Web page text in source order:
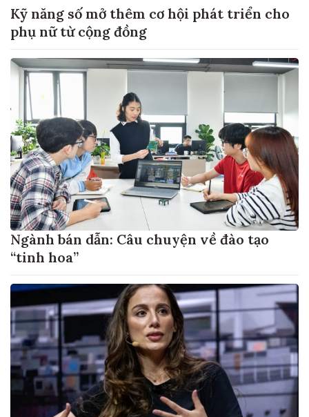
Kỹ năng số mở thêm cơ hội phát triển cho
phụ nữ từ cộng đồng
Ngành bán dẫn: Câu chuyện về đào tạo
“tinh hoa”